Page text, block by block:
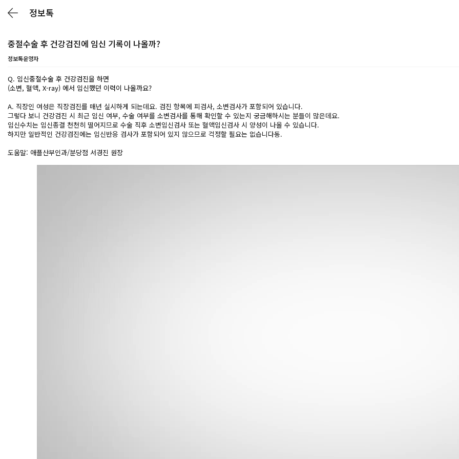
정보톡
중절수술 후 건강검진에 임신 기록이 나올까?
정보톡운영자
Q. 임신중절수술 후 건강검진을 하면
(소변, 혈액, X-ray) 에서 임신했던 이력이 나올까요?
A. 직장인 여성은 직장검진를 매년 실시하게 되는데요. 검진 항목에 피검사, 소변검사가 포함되어 있습니다.
그렇다 보니 건강검진 시 최근 임신 여부, 수술 여부를 소변검사를 통해 확인할 수 있는지 궁금해하시는 분들이 많은데요.
임신수치는 임신종결 천천히 떨어지므로 수술 직후 소변임신검사 또는 혈액임신검사 시 양성이 나올 수 있습니다.
하지만 일반적인 건강검진에는 임신반응 검사가 포함되어 있지 않으므로 걱정할 필요는 없습니다동.
도움말: 애플산부인과/분당점 서경진 원장